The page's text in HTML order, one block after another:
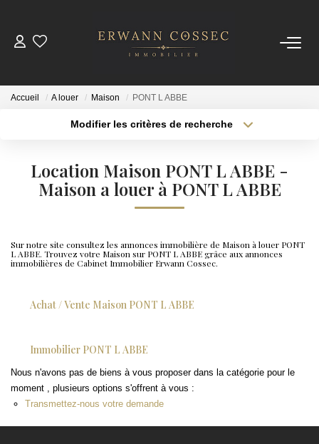
NOTRE AGENCE
Nos Actualités
CONTACT
Accueil A louer Maison PONT L ABBE
Modifier les critères de recherche
Sélectionnez...
Type de bien
Surface min
Créer une alerte
Location Maison PONT L ABBE -
Maison a louer à PONT L ABBE
Sur notre site consultez les annonces immobilière de Maison à louer PONT
L ABBE. Trouvez votre Maison sur PONT L ABBE grâce aux annonces
immobilières de Cabinet Immobilier Erwann Cossec.
Achat / Vente Maison PONT L ABBE
Immobilier PONT L ABBE
Nous n'avons pas de biens à vous proposer dans la catégorie pour le
moment , plusieurs options s'offrent à vous :
Transmettez-nous votre demande